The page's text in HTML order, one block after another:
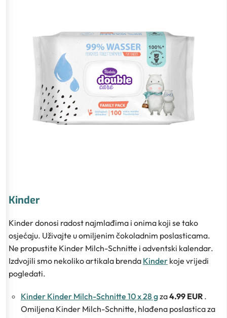
Kinder
Kinder donosi radost najmlađima i onima koji se tako
osjećaju. Uživajte u omiljenim čokoladnim poslasticama.
Ne propustite Kinder Milch-Schnitte i adventski kalendar.
Izdvojili smo nekoliko artikala brenda Kinder koje vrijedi
pogledati.
Kinder Kinder Milch-Schnitte 10 x 28 gza4.99 EUR .
Omiljena Kinder Milch-Schnitte, hlađena poslastica za